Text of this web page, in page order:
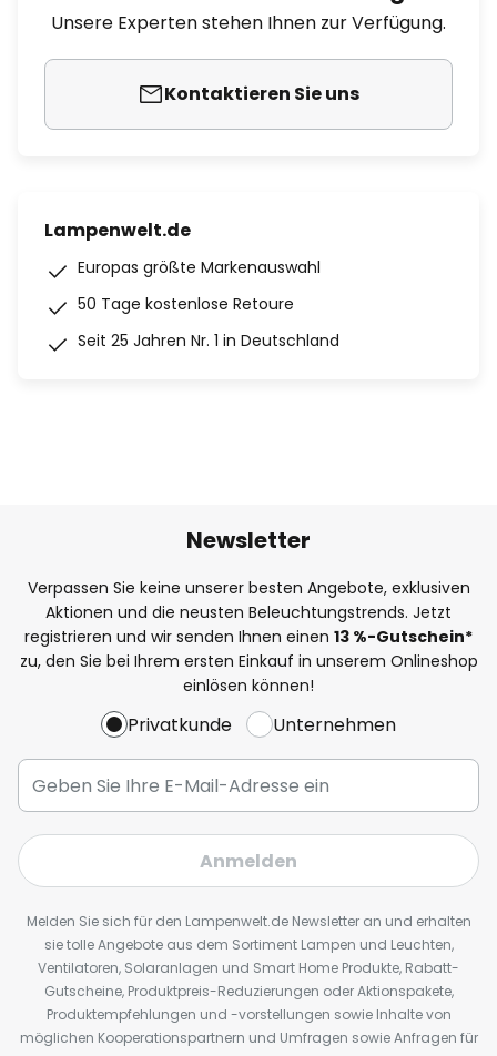
Unsere Experten stehen Ihnen zur Verfügung.
Kontaktieren Sie uns
Lampenwelt.de
Europas größte Markenauswahl
50 Tage kostenlose Retoure
Seit 25 Jahren Nr. 1 in Deutschland
Newsletter
Verpassen Sie keine unserer besten Angebote, exklusiven
Aktionen und die neusten Beleuchtungstrends. Jetzt
registrieren und wir senden Ihnen einen 13 %-Gutschein*
zu, den Sie bei Ihrem ersten Einkauf in unserem Onlineshop
einlösen können!
Privatkunde Unternehmen
Anmelden
Melden Sie sich für den Lampenwelt.de Newsletter an und erhalten
sie tolle Angebote aus dem Sortiment Lampen und Leuchten,
Ventilatoren, Solaranlagen und Smart Home Produkte, Rabatt-
Gutscheine, Produktpreis-Reduzierungen oder Aktionspakete,
Produktempfehlungen und -vorstellungen sowie Inhalte von
möglichen Kooperationspartnern und Umfragen sowie Anfragen für